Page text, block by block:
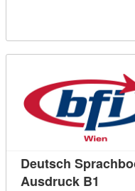
Deutsch
Ausdruck B1